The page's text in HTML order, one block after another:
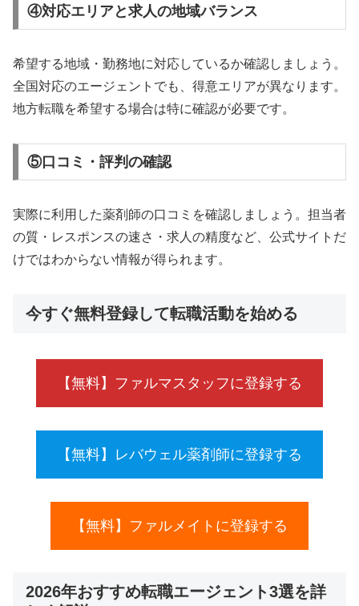
④対応エリアと求人の地域バランス
希望する地域・勤務地に対応しているか確認しましょう。
全国対応のエージェントでも、得意エリアが異なります。
地方転職を希望する場合は特に確認が必要です。
⑤口コミ・評判の確認
実際に利用した薬剤師の口コミを確認しましょう。担当者
の質・レスポンスの速さ・求人の精度など、公式サイトだ
けではわからない情報が得られます。
今すぐ無料登録して転職活動を始める
【無料】ファルマスタッフに登録する
【無料】レバウェル薬剤師に登録する
【無料】ファルメイトに登録する
2026年おすすめ転職エージェント3選を詳